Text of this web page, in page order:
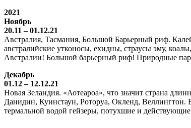
2021
Ноябрь
20.11 – 01.12.21
Австралия, Тасмания, Большой Барьерный риф.
австралийские утконосы, ехидны, страусы эму,
Австралии! Большой барьерный риф! Природные
Декабрь
01.12 – 12.12.21
Новая Зеландия. «Аотеароа», что значит страна
Данидин, Куинстаун, Роторуа, Окленд,
термальной водой гейзеры, потухшие и